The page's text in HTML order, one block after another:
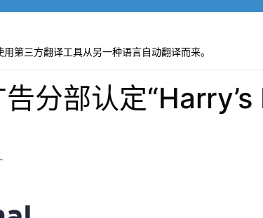
第三方翻译工具从另一种语言自动翻译而来。
分部认定